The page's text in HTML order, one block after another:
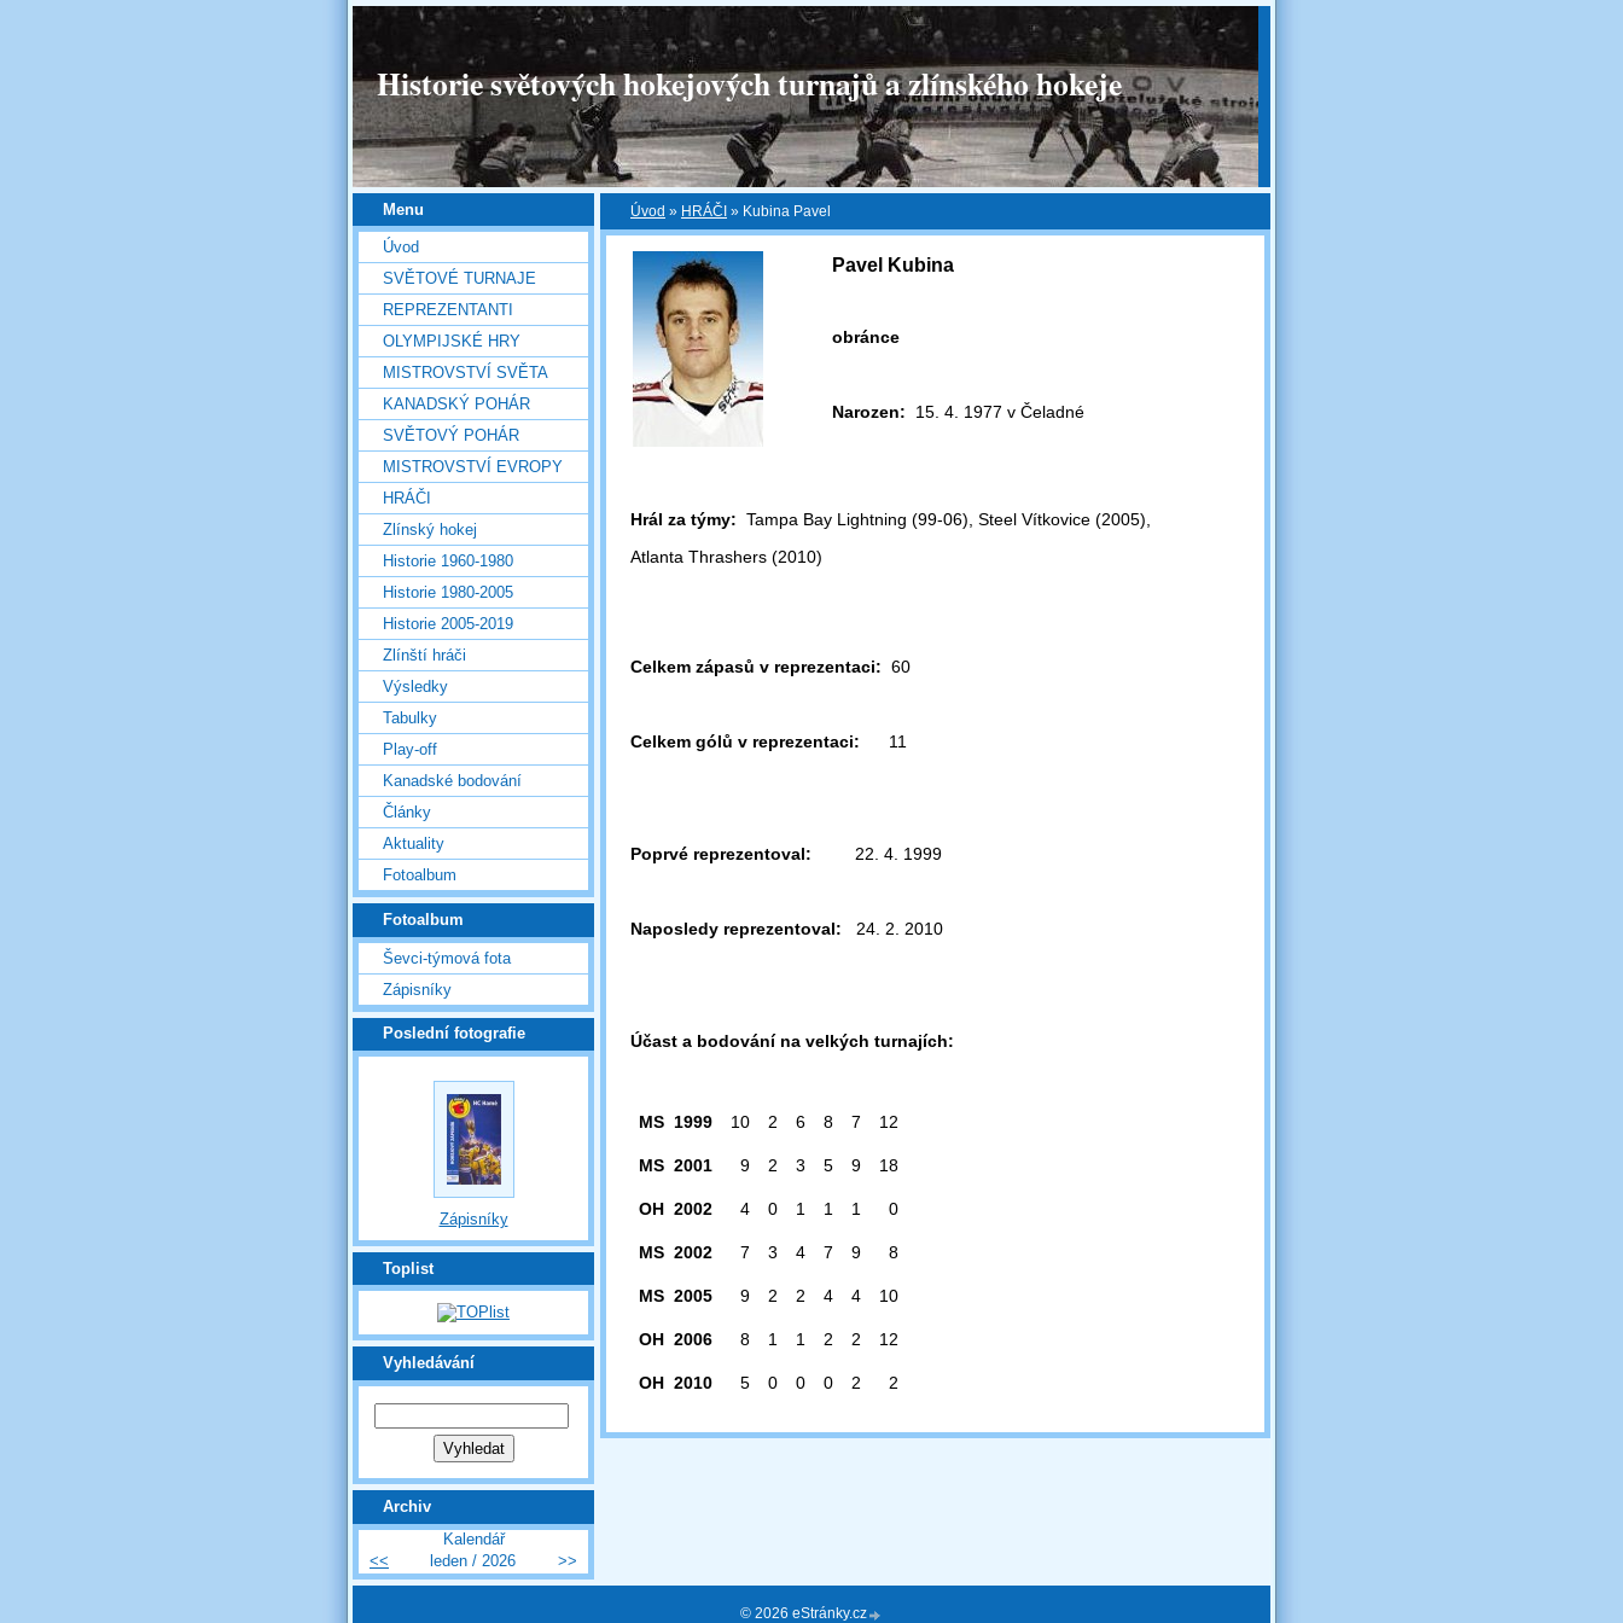
Historie světových hokejových turnajů a zlínského hokeje
Úvod » HRÁČI » Kubina Pavel
Pavel Kubina
obránce
Narozen: 15. 4. 1977 v Čeladné
Hrál za týmy: Tampa Bay Lightning (99-06), Steel Vítkovice (2005),
Atlanta Thrashers (2010)
Celkem zápasů v reprezentaci: 60
Celkem gólů v reprezentaci: 11
Poprvé reprezentoval: 22. 4. 1999
Naposledy reprezentoval: 24. 2. 2010
Účast a bodování na velkých turnajích:
MS 1999 10 2 6 8 7 12
MS 2001 9 2 3 5 9 18
OH 2002 4 0 1 1 1 0
MS 2002 7 3 4 7 9 8
MS 2005 9 2 2 4 4 10
OH 2006 8 1 1 2 2 12
OH 2010 5 0 0 0 2 2
Menu
Úvod
SVĚTOVÉ TURNAJE
REPREZENTANTI
OLYMPIJSKÉ HRY
MISTROVSTVÍ SVĚTA
KANADSKÝ POHÁR
SVĚTOVÝ POHÁR
MISTROVSTVÍ EVROPY
HRÁČI
Zlínský hokej
Historie 1960-1980
Historie 1980-2005
Historie 2005-2019
Zlínští hráči
Výsledky
Tabulky
Play-off
Kanadské bodování
Články
Aktuality
Fotoalbum
Fotoalbum
Ševci-týmová fota
Zápisníky
Poslední fotografie
Zápisníky
Toplist
Vyhledávání
Archiv
Kalendář
<<
leden / 2026 >>
© 2026 eStránky.cz